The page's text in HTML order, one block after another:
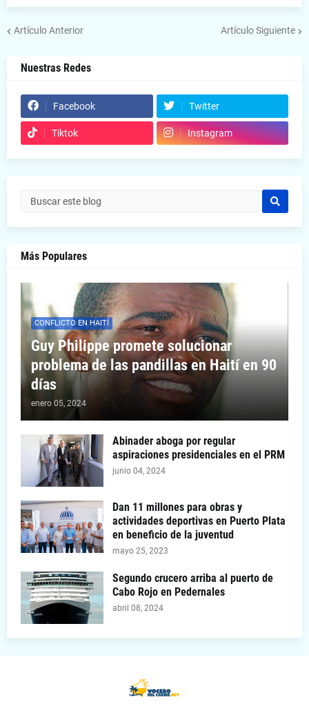
Artículo Anterior Artículo Siguiente
Nuestras Redes
Facebook Twitter
Tiktok Instagram
Más Populares
CONFLICTO EN HAITÍ
Guy Philippe promete solucionar
problema de las pandillas en Haití en 90
días
enero 05, 2024
Abinader aboga por regular
aspiraciones presidenciales en el PRM
junio 04, 2024
Dan 11 millones para obras y
actividades deportivas en Puerto Plata
en beneficio de la juventud
mayo 25, 2023
Segundo crucero arriba al puerto de
Cabo Rojo en Pedernales
abril 08, 2024